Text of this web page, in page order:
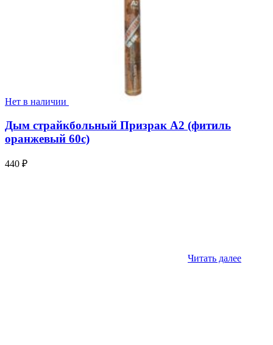
Нет в наличии
Дым страйкбольный Призрак А2 (фитиль
оранжевый 60с)
440 ₽
Читать далее